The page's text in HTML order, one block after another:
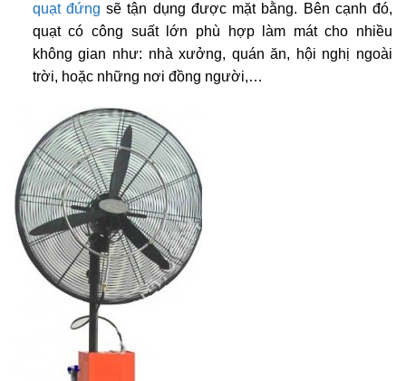
quạt đứng sẽ tận dụng được mặt bằng. Bên cạnh đó,
quạt có công suất lớn phù hợp làm mát cho nhiều
không gian như: nhà xưởng, quán ăn, hội nghị ngoài
trời, hoặc những nơi đồng người,…